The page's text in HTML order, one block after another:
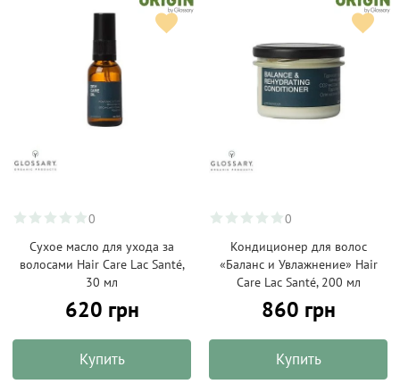
0
Сухое масло для ухода за
волосами Hair Care Lac Santé,
30 мл
620 грн
Купить
0
Кондиционер для волос
«Баланс и Увлажнение» Hair
Care Lac Santé, 200 мл
860 грн
Купить